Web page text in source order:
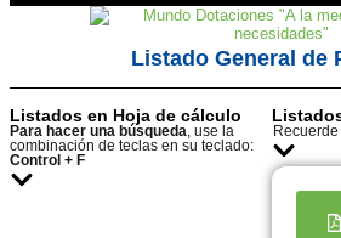
Listado General de
Listados en Hoja de cálculo
Para hacer una búsqueda , use la
combinación de teclas en su teclado:
Control + F